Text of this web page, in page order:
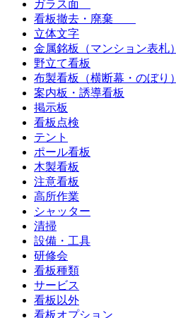
ガラス面
看板撤去・廃棄
立体文字
金属銘板（マンション表札）
野立て看板
布製看板（横断幕・のぼり）
案内板・誘導看板
掲示板
看板点検
テント
ポール看板
木製看板
注意看板
高所作業
シャッター
清掃
設備・工具
研修会
看板種類
サービス
看板以外
看板オプション